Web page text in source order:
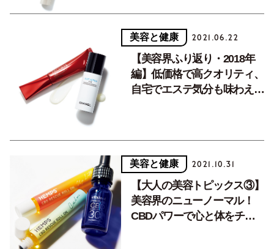
美容と健康 2021.06.22
【美容界ふり返り・2018年
編】低価格で高クオリティ、
自宅でエステ気分も味わえ
美容と健康 2021.10.31
【大人の美容トピックス③】
美容界のニューノーマル！
CBDパワーで心と体をチュ